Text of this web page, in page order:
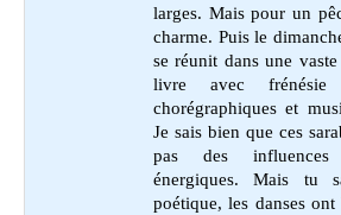
larges. Mais pour un
charme. Puis le
se réunit dans une
livre avec
chorégraphiques et
Je sais bien que ces
pas des influences
énergiques. Mais tu
poétique, les danses